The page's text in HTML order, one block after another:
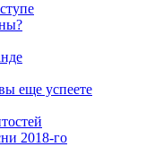
еще успеете
2018-го